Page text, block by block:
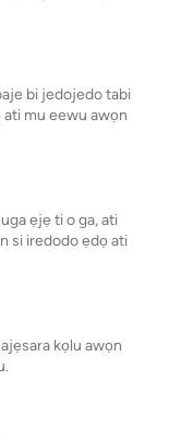
bi jedojedo tabi
ati mu eewu awọn
ẹjẹ ti o ga, ati
si iredodo ẹdọ ati
kọlu awọn